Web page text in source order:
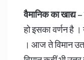
वैमानिक का खाद्य–
हो इसका वर्णन है
। आज ते विमान